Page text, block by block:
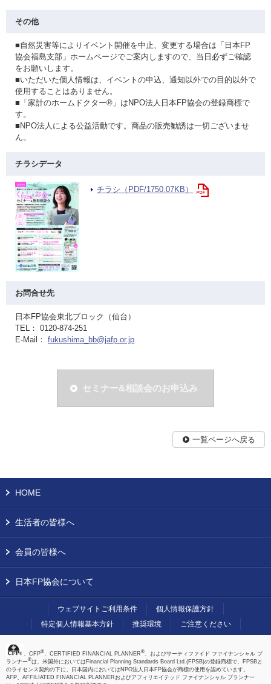
その他
■自然災害等によりイベント開催を中止、変更する場合は「日本FP
協会福島支部」ホームページでご案内しますので、当日必ずご確認
をお願いします。
■いただいた個人情報は、イベントの申込、通知以外での目的以外で
使用することはありません。
■「家計のホームドクター®」はNPO法人日本FP協会の登録商標で
す。
■NPO法人による公益活動です。商品の販売勧誘は一切ございませ
ん。
チラシデータ
チラシ（PDF/1750.07KB）
お問合せ先
日本FP協会東北ブロック（仙台）
TEL： 0120-874-251
E-Mail： fukushima_bb@jafp.or.jp
セミナー&相談会のお申込み
一覧ページへ戻る
HOME
生活者の皆様へ
会員の皆様へ
日本FP協会について
ウェブサイトご利用条件
個人情報保護方針
特定個人情報基本方針
推奨環境 ご注意ください
、CFP® 、CERTIFIED FINANCIAL PLANNER® 、およびサーティファイド ファイナンシャル プ
ランナー®は、米国外においてはFinancial Planning Standards Board Ltd.(FPSB)の登録商標で、FPSBと
のライセンス契約の下に、日本国内においてはNPO法人日本FP協会が商標の使用を認めています。
AFP、AFFILIATED FINANCIAL PLANNERおよびアフィリエイテッド ファイナンシャル プランナー